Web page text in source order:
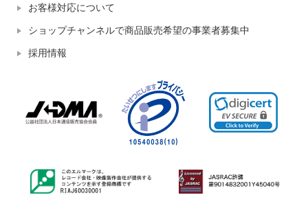
お客様対応について
ショップチャンネルで商品販売希望の事業者募集中
採用情報